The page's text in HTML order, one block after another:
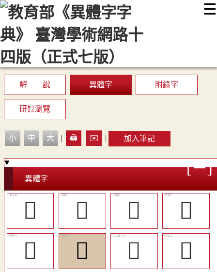
☰
::: 最新消息 常見問題 編輯說明
顯示模式
解 說 異體字 附錄字
研訂瀏覽
小 中 大 | 🖨️ ✉️ | 加入筆記
異體字
󰮻 󰮵 󰮸
󰮹
󰮶
𠋒 󷃴
󰮺